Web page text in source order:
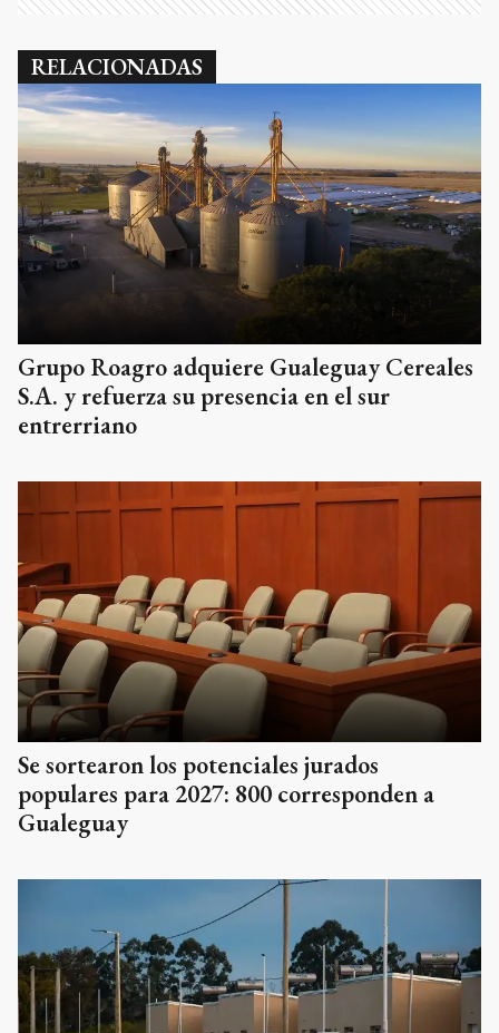
RELACIONADAS
Grupo Roagro adquiere Gualeguay Cereales
S.A. y refuerza su presencia en el sur
entrerriano
Se sortearon los potenciales jurados
populares para 2027: 800 corresponden a
Gualeguay